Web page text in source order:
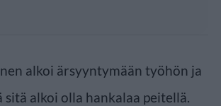
alkoi ärsyyntymään työhön ja
sitä alkoi olla hankalaa peitellä.